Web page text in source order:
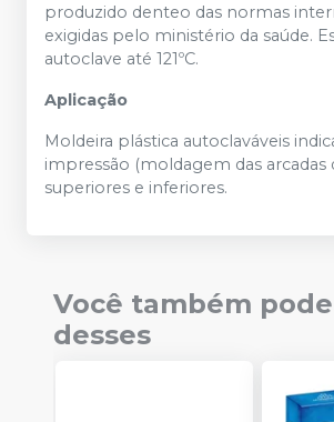
produzido denteo das normas
exigidas pelo ministério da saúde.
autoclave até 121ºC.
Aplicação
Moldeira plástica autoclaváveis
impressão (moldagem das arcadas
superiores e inferiores.
Você também
desses